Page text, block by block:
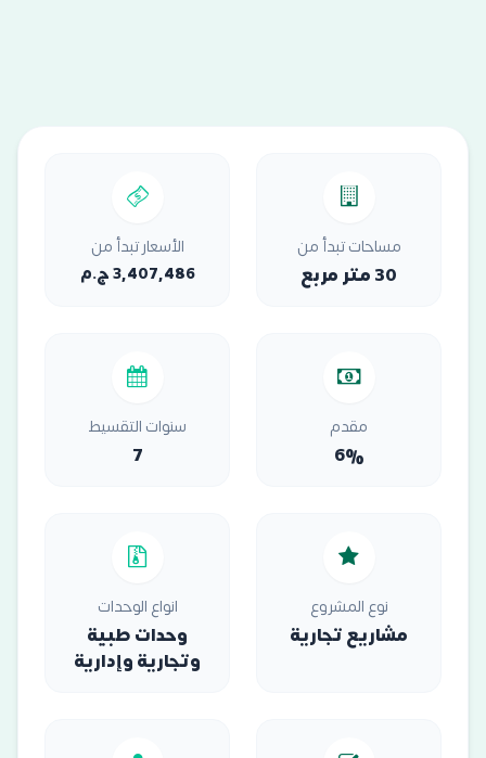
مساحات تبدأ من
30 متر مربع
الأسعار تبدأ من
3,407,486 ج.م
مقدم
6%
سنوات التقسيط
7
نوع المشروع
مشاريع تجارية
انواع الوحدات
وحدات طبية
وتجارية وإدارية